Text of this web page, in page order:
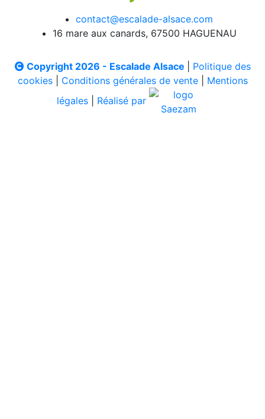
contact@escalade-alsace.com
16 mare aux canards, 67500 HAGUENAU
Copyright 2026 - Escalade Alsace
Politique des
cookies| Conditions générales de vente| Mentions
légales
Réalisé par